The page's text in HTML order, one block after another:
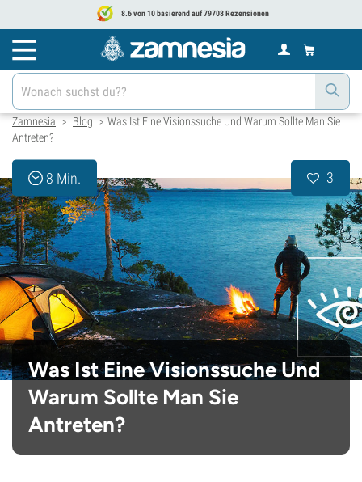
8.6 von 10 basierend auf 79708 Rezensionen
Zamnesia > Blog > Was Ist Eine Visionssuche Und Warum Sollte Man Sie
Antreten?
8 Min. 3
Was Ist Eine Visionssuche Und
Warum Sollte Man Sie
Antreten?